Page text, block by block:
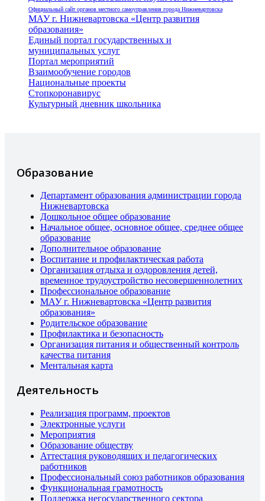
Официальный сайт органов местного самоуправления города Нижневартовска
МАУ г. Нижневартовска «Центр развития
образования»
Единый портал государственных и
муниципальных услуг
Портал мероприятий
Взаимообучение городов
Национальные проекты
Стопкоронавирус
Культурный дневник школьника
Образование
Департамент образования администрации города
Нижневартовска
Дошкольное общее образование
Начальное общее, основное общее, среднее общее
образование
Дополнительное образование
Воспитание и профилактическая работа
Организация отдыха и оздоровления детей,
временное трудоустройство несовершеннолетних
Профессиональное образование
МАУ г. Нижневартовска «Центр развития
образования»
Родительское образование
Профилактика и безопасность
Организация питания и общественный контроль
качества питания
Ментальная карта
Деятельность
Реализация программ, проектов
Электронные услуги
Мероприятия
Образование обществу
Аттестация руководящих и педагогических
работников
Профессиональный союз работников образования
Функциональная грамотность
Поддержка негосударственного сектора